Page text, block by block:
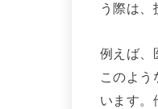
う際は、
例えば、
このよ
います。